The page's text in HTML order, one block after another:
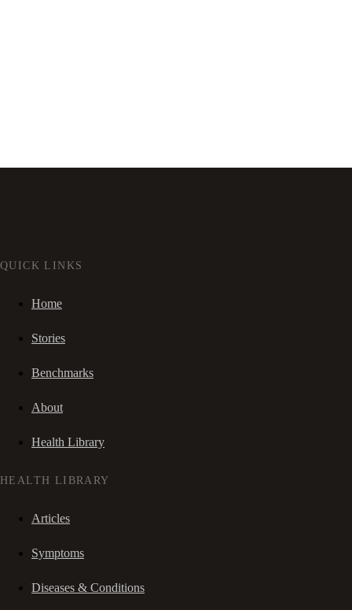
QUICK LINKS
Home
Stories
Benchmarks
About
Health Library
HEALTH LIBRARY
Articles
Symptoms
Diseases & Conditions